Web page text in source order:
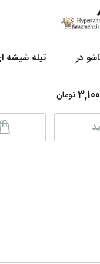
در
تومان
تیله شیشه